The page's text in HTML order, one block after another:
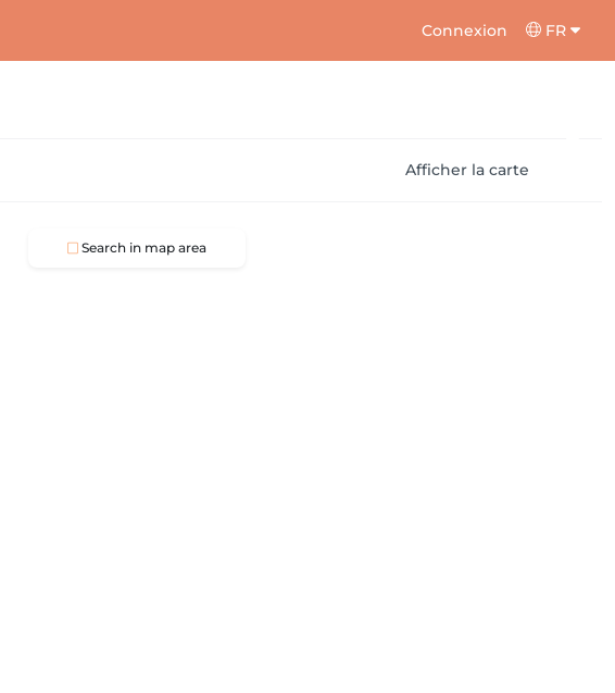
Connexion FR
Afficher la carte
Search in map area